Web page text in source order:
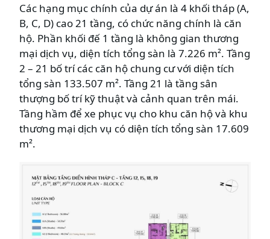
Các hạng mục chính của dự án là 4 khối tháp (A,
B, C, D) cao 21 tầng, có chức năng chính là căn
hộ. Phần khối đế 1 tầng là không gian thương
mại dịch vụ, diện tích tổng sàn là 7.226 m². Tầng
2 – 21 bố trí các căn hộ chung cư với diện tích
tổng sàn 133.507 m². Tầng 21 là tầng sân
thượng bố trí kỹ thuật và cảnh quan trên mái.
Tầng hầm để xe phục vụ cho khu căn hộ và khu
thương mại dịch vụ có diện tích tổng sàn 17.609
m².